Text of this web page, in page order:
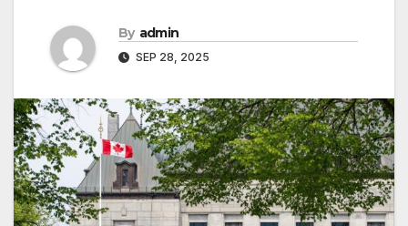
By admin
SEP 28, 2025